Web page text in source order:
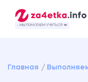
- МЫ ПОМОГАЕМ УЧИТЬСЯ ❤️
Главная